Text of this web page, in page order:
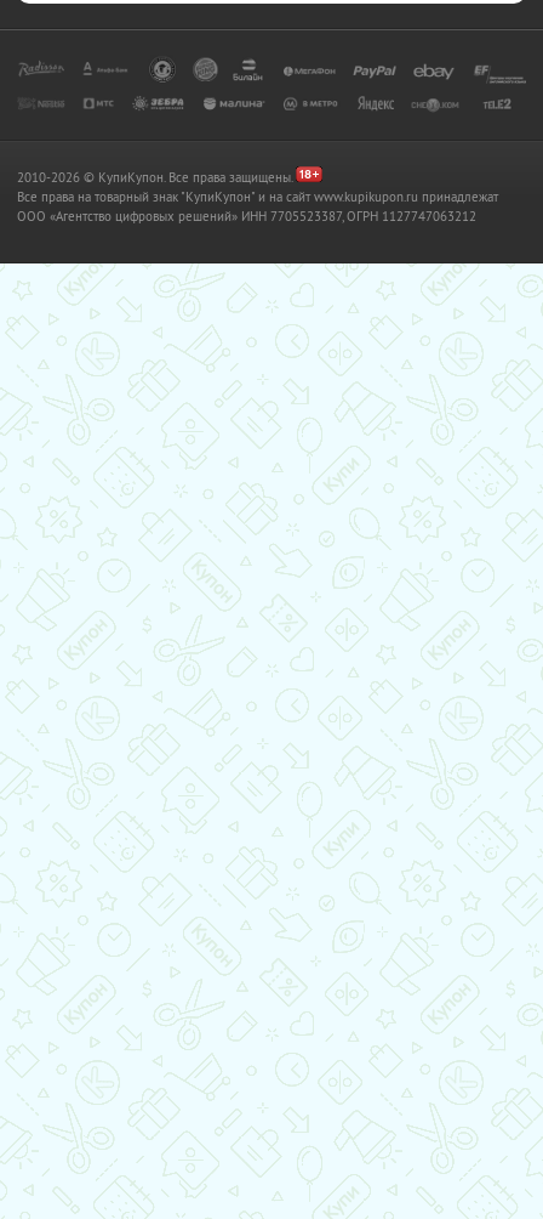
2010-2026 © КупиКупон. Все права защищены.
Все права на товарный знак "КупиКупон" и на сайт www.kupikupon.ru принадлежат
OOO «Агентство цифровых решений» ИНН 7705523387, ОГРН 1127747063212